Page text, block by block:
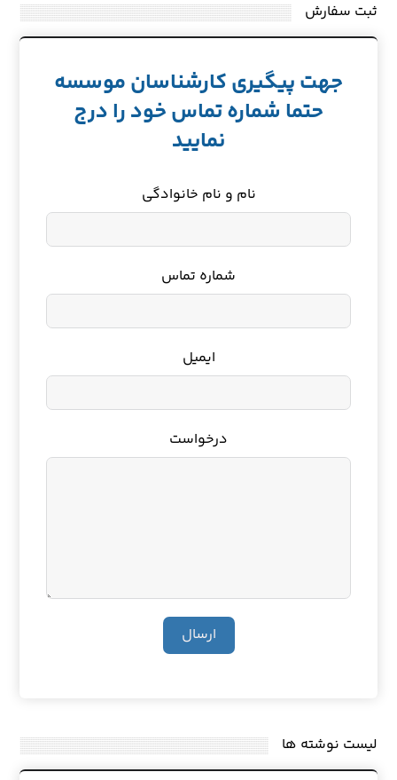
ثبت سفارش
جهت پیگیری کارشناسان موسسه
حتما شماره تماس خود را درج
نمایید
نام و نام خانوادگی
شماره تماس
ایمیل
درخواست
ارسال
لیست نوشته ها